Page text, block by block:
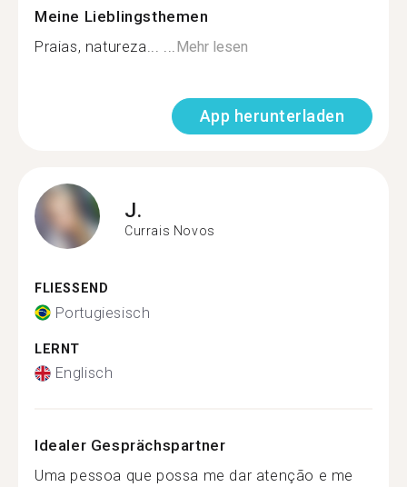
Meine Lieblingsthemen
Praias, natureza... ...Mehr lesen
App herunterladen
J.
Currais Novos
FLIESSEND
Portugiesisch
LERNT
Englisch
Idealer Gesprächspartner
Uma pessoa que possa me dar atenção e me